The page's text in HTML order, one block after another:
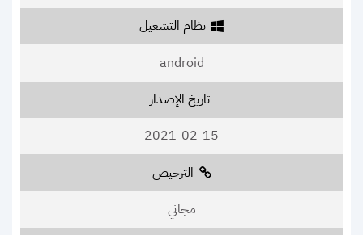
نظام التشغيل
android
تاريخ الإصدار
2021-02-15
الترخيص
مجاني